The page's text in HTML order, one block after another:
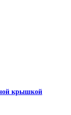
крышкой